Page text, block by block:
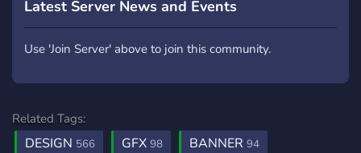
Latest Server News and Events
Use 'Join Server' above to join this community.
Related Tags:
DESIGN 566 GFX 98 BANNER 94